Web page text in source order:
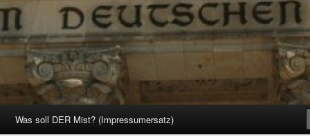
Was soll DER Mist? (Impressumersatz)